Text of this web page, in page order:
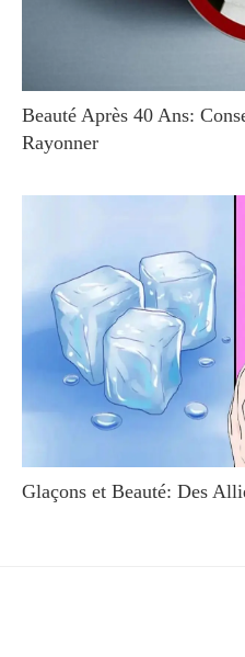
Beauté Après 40 Ans:
Rayonner
Glaçons et Beauté: Des